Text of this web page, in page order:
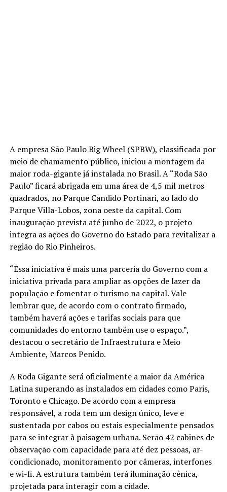
A empresa São Paulo Big Wheel (SPBW), classificada por
meio de chamamento público, iniciou a montagem da
maior roda-gigante já instalada no Brasil. A “Roda São
Paulo” ficará abrigada em uma área de 4,5 mil metros
quadrados, no Parque Candido Portinari, ao lado do
Parque Villa-Lobos, zona oeste da capital. Com
inauguração prevista até junho de 2022, o projeto
integra as ações do Governo do Estado para revitalizar a
região do Rio Pinheiros.
“Essa iniciativa é mais uma parceria do Governo com a
iniciativa privada para ampliar as opções de lazer da
população e fomentar o turismo na capital. Vale
lembrar que, de acordo com o contrato firmado,
também haverá ações e tarifas sociais para que
comunidades do entorno também use o espaço.”,
destacou o secretário de Infraestrutura e Meio
Ambiente, Marcos Penido.
A Roda Gigante será oficialmente a maior da América
Latina superando as instalados em cidades como Paris,
Toronto e Chicago. De acordo com a empresa
responsável, a roda tem um design único, leve e
sustentada por cabos ou estais especialmente pensados
para se integrar à paisagem urbana. Serão 42 cabines de
observação com capacidade para até dez pessoas, ar-
condicionado, monitoramento por câmeras, interfones
e wi-fi. A estrutura também terá iluminação cênica,
projetada para interagir com a cidade.